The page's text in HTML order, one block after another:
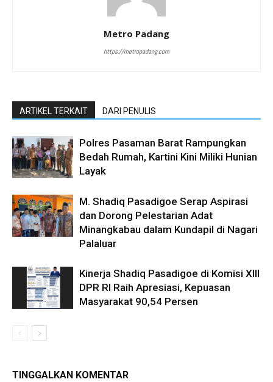
Metro Padang
https://metropadang.com
ARTIKEL TERKAIT DARI PENULIS
Polres Pasaman Barat Rampungkan
Bedah Rumah, Kartini Kini Miliki Hunian
Layak
M. Shadiq Pasadigoe Serap Aspirasi
dan Dorong Pelestarian Adat
Minangkabau dalam Kundapil di Nagari
Palaluar
Kinerja Shadiq Pasadigoe di Komisi XIII
DPR RI Raih Apresiasi, Kepuasan
Masyarakat 90,54 Persen
TINGGALKAN KOMENTAR